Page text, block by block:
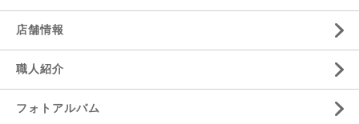
店舗情報
職人紹介
フォトアルバム